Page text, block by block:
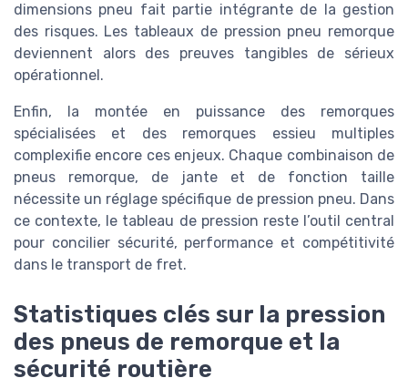
dimensions pneu fait partie intégrante de la gestion
des risques. Les tableaux de pression pneu remorque
deviennent alors des preuves tangibles de sérieux
opérationnel.
Enfin, la montée en puissance des remorques
spécialisées et des remorques essieu multiples
complexifie encore ces enjeux. Chaque combinaison de
pneus remorque, de jante et de fonction taille
nécessite un réglage spécifique de pression pneu. Dans
ce contexte, le tableau de pression reste l’outil central
pour concilier sécurité, performance et compétitivité
dans le transport de fret.
Statistiques clés sur la pression
des pneus de remorque et la
sécurité routière